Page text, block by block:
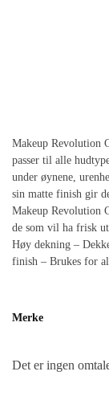
Makeup Revolution
passer til alle
under øynene,
sin matte finish gir
Makeup Revolution
de som vil ha frisk
Høy dekning –
finish – Brukes for
Merke
Det er ingen